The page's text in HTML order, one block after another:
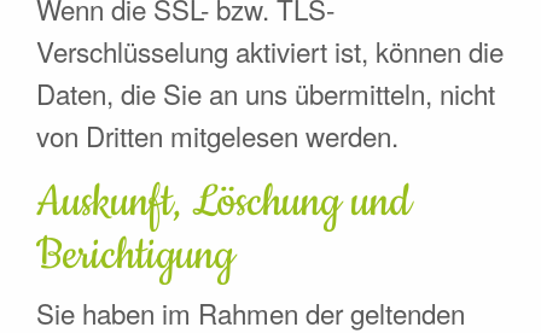
Wenn die SSL- bzw. TLS-
Verschlüsselung aktiviert ist, können die
Daten, die Sie an uns übermitteln, nicht
von Dritten mitgelesen werden.
Auskunft, Löschung und
Berichtigung
Sie haben im Rahmen der geltenden